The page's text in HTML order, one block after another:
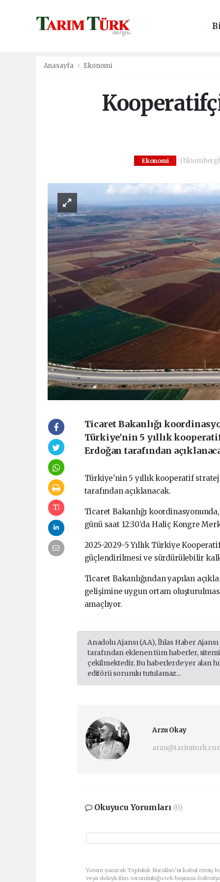
Anasayfa Ekonomi
Ekonomi
Ticaret Bakanlığı
Türkiye'nin 5 yıllık
Erdoğan tarafından
Türkiye'nin 5 yıllık kooperatif
tarafından açıklanacak.
Ticaret Bakanlığı
günü saat 12:30’da Haliç Kongre
2025-2029-5 Yıllık Türkiye
güçlendirilmesi ve sürdürülebilir
Ticaret Bakanlığından yapılan
gelişimine uygun ortam
amaçlıyor.
Anadolu Ajansı (AA), İhlas Haber
tarafından eklenen tüm haberler,
çekilmektedir. Bu haberlerde yer alan
editörü sorumlu tutulamaz...
Arzu Okay
Okuyucu Yorumları (0)
Yorum yazarak Topluluk Kuralları’nı kabul etmiş
veya dolaylı tüm sorumluluğu tek başınıza